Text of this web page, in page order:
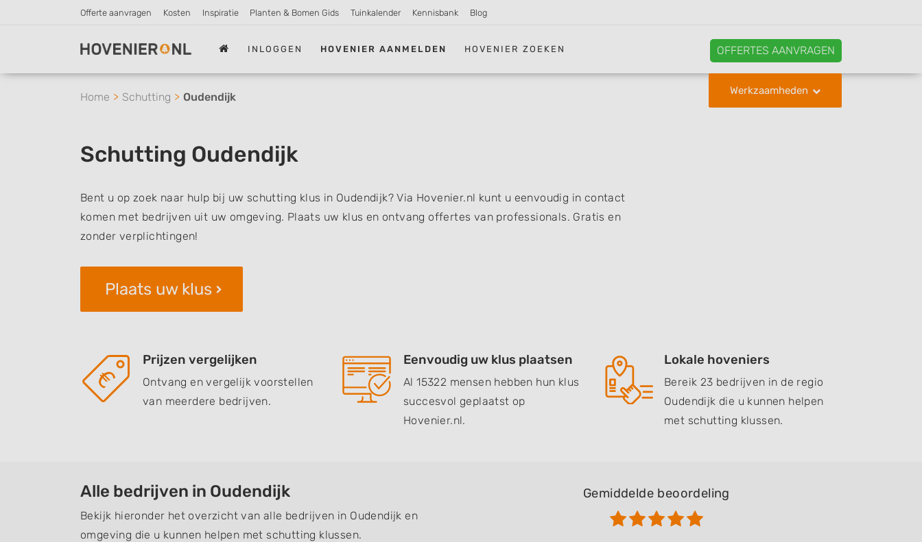
Offerte aanvragen Kosten Inspiratie Planten & Bomen Gids Tuinkalender Kennisbank Blog
INLOGGEN HOVENIER AANMELDEN HOVENIER ZOEKEN OFFERTES AANVRAGEN
Werkzaamheden
Home Schutting Oudendijk
Schutting Oudendijk
Bent u op zoek naar hulp bij uw schutting klus in Oudendijk? Via Hovenier.nl kunt u eenvoudig in contact
komen met bedrijven uit uw omgeving. Plaats uw klus en ontvang offertes van professionals. Gratis en
zonder verplichtingen!
Plaats uw klus
Prijzen vergelijken
Ontvang en vergelijk voorstellen
van meerdere bedrijven.
Eenvoudig uw klus plaatsen
Al 15322 mensen hebben hun klus
succesvol geplaatst op
Hovenier.nl.
Lokale hoveniers
Bereik 23 bedrijven in de regio
Oudendijk die u kunnen helpen
met schutting klussen.
Alle bedrijven in Oudendijk
Bekijk hieronder het overzicht van alle bedrijven in Oudendijk en
omgeving die u kunnen helpen met schutting klussen.
Gemiddelde beoordeling